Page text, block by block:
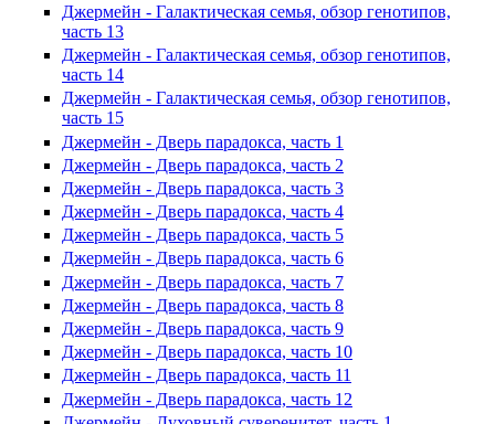
Джермейн - Галактическая семья, обзор генотипов,
часть 13
Джермейн - Галактическая семья, обзор генотипов,
часть 14
Джермейн - Галактическая семья, обзор генотипов,
часть 15
Джермейн - Дверь парадокса, часть 1
Джермейн - Дверь парадокса, часть 2
Джермейн - Дверь парадокса, часть 3
Джермейн - Дверь парадокса, часть 4
Джермейн - Дверь парадокса, часть 5
Джермейн - Дверь парадокса, часть 6
Джермейн - Дверь парадокса, часть 7
Джермейн - Дверь парадокса, часть 8
Джермейн - Дверь парадокса, часть 9
Джермейн - Дверь парадокса, часть 10
Джермейн - Дверь парадокса, часть 11
Джермейн - Дверь парадокса, часть 12